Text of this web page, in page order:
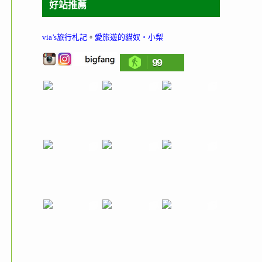
好站推薦
via’s旅行札記 。 愛旅遊的貓奴‧小梨
99